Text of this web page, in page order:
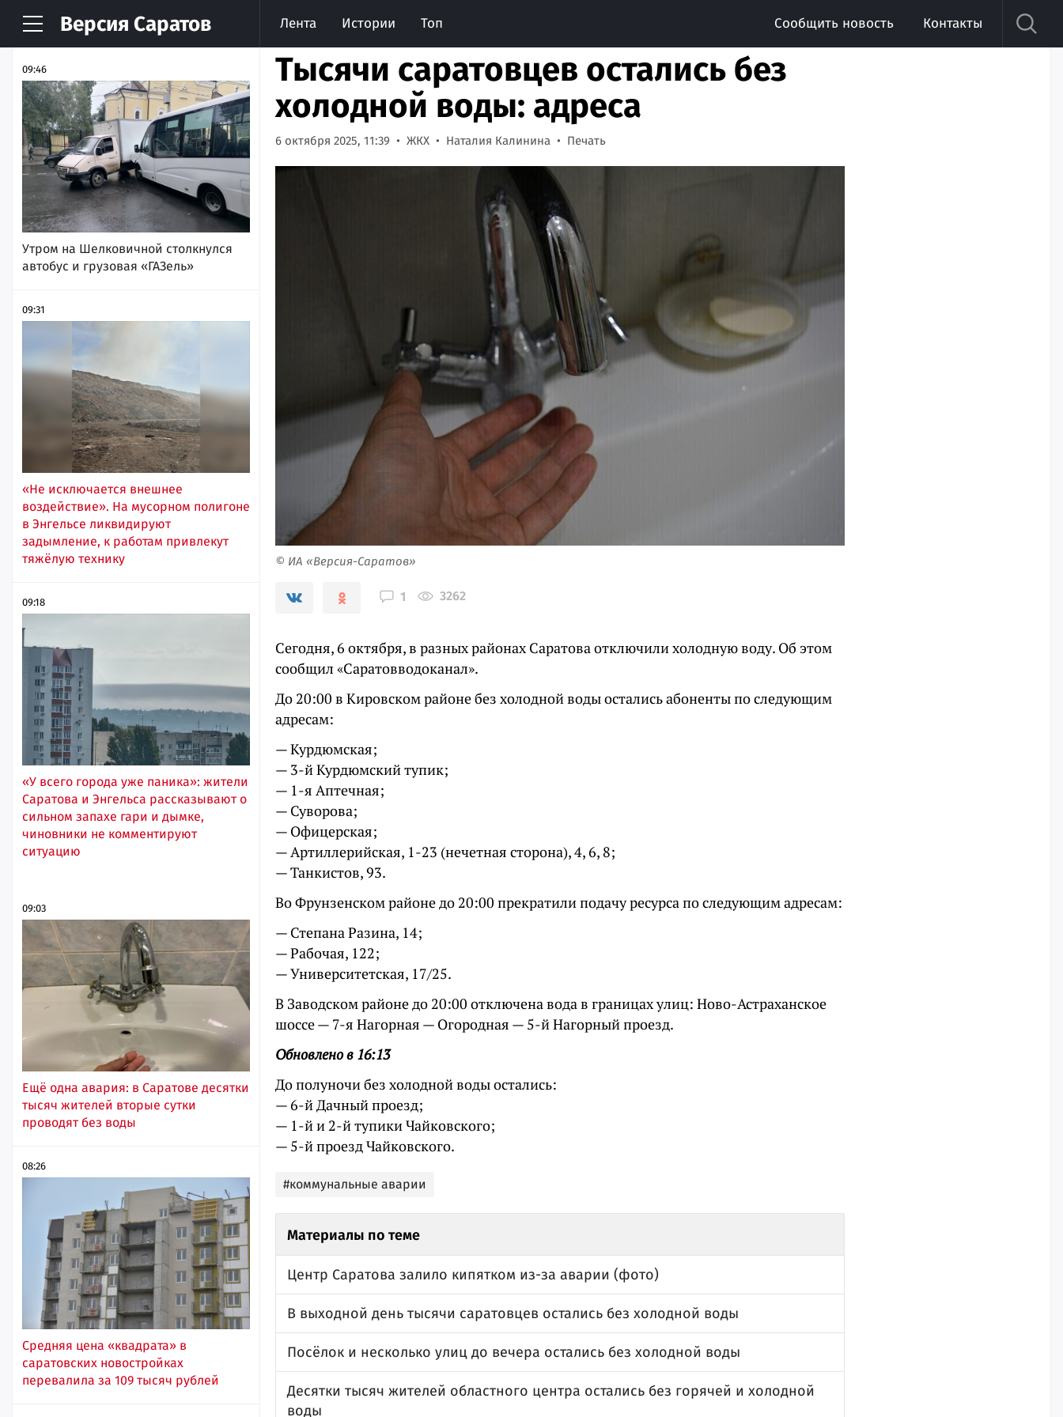
Версия Саратов Лента Истории Топ Сообщить новость Контакты
НОВОСТИ АРХИВ
09:46
Утром на Шелковичной столкнулся
автобус и грузовая «ГАЗель»
09:31
«Не исключается внешнее
воздействие». На мусорном полигоне
в Энгельсе ликвидируют
задымление, к работам привлекут
тяжёлую технику
09:18
«У всего города уже паника»: жители
Саратова и Энгельса рассказывают о
сильном запахе гари и дымке,
чиновники не комментируют
ситуацию
09:03
Ещё одна авария: в Саратове десятки
тысяч жителей вторые сутки
проводят без воды
08:26
Средняя цена «квадрата» в
саратовских новостройках
перевалила за 109 тысяч рублей
Тысячи саратовцев остались без
холодной воды: адреса
6 октября 2025, 11:39 ЖКХ Наталия Калинина Печать
© ИА «Версия-Саратов»
1 3262
Сегодня, 6 октября, в разных районах Саратова отключили холодную воду. Об этом
сообщил «Саратовводоканал».
До 20:00 в Кировском районе без холодной воды остались абоненты по следующим
адресам:
— Курдюмская;
— 3-й Курдюмский тупик;
— 1-я Аптечная;
— Суворова;
— Офицерская;
— Артиллерийская, 1-23 (нечетная сторона), 4, 6, 8;
— Танкистов, 93.
Во Фрунзенском районе до 20:00 прекратили подачу ресурса по следующим адресам:
— Степана Разина, 14;
— Рабочая, 122;
— Университетская, 17/25.
В Заводском районе до 20:00 отключена вода в границах улиц: Ново-Астраханское
шоссе — 7-я Нагорная — Огородная — 5-й Нагорный проезд.
Обновлено в 16:13
До полуночи без холодной воды остались:
— 6-й Дачный проезд;
— 1-й и 2-й тупики Чайковского;
— 5-й проезд Чайковского.
#коммунальные аварии
Материалы по теме
Центр Саратова залило кипятком из-за аварии (фото)
В выходной день тысячи саратовцев остались без холодной воды
Посёлок и несколько улиц до вечера остались без холодной воды
Десятки тысяч жителей областного центра остались без горячей и холодной
воды